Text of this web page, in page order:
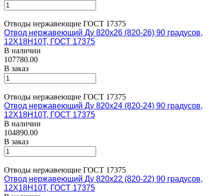
Отводы нержавеющие ГОСТ 17375
Отвод нержавеющий Ду 820х26 (820-26) 90 градусов,
12Х18Н10Т, ГОСТ 17375
В наличии
107780.00
В заказ
Отводы нержавеющие ГОСТ 17375
Отвод нержавеющий Ду 820х24 (820-24) 90 градусов,
12Х18Н10Т, ГОСТ 17375
В наличии
104890.00
В заказ
Отводы нержавеющие ГОСТ 17375
Отвод нержавеющий Ду 820х22 (820-22) 90 градусов,
12Х18Н10Т, ГОСТ 17375